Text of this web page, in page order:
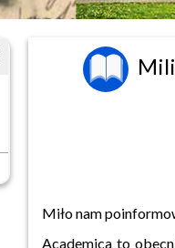
Miło nam
Academica to